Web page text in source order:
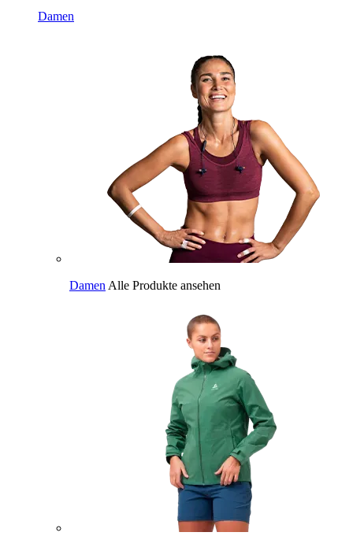
Damen
Damen Alle Produkte ansehen